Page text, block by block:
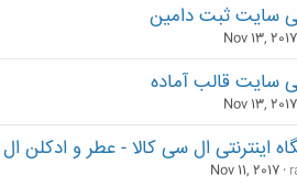
سایت ثبت دامین
Nov 13, 2017
سایت قالب آماده
Nov 13, 2017
اینترنتی ال سی کالا - عطر و ادکلن
Nov 11, 2017